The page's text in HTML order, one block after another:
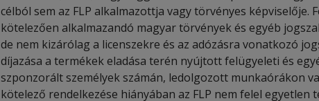
célból sem az FLP alkalmazottja vagy törvényes képviselője.
kötelezően alkalmazandó magyar törvények és egyéb
de nem kizárólag a licenszekre és az adózásra vonatkozó
díjazása a termékek eladása terén nyújtott felügyeleti és
szponzorált személyek számán, ledolgozott munkaórákon
kötelező rendelkezése hiányában az FLP nem felel